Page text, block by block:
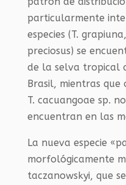
particularmente
especies (T.
preciosus) se
de la selva tropical
Brasil, mientras que
T. cacuangoae sp.
encuentran en las
La nueva especie
morfológicamente
taczanowskyi, que